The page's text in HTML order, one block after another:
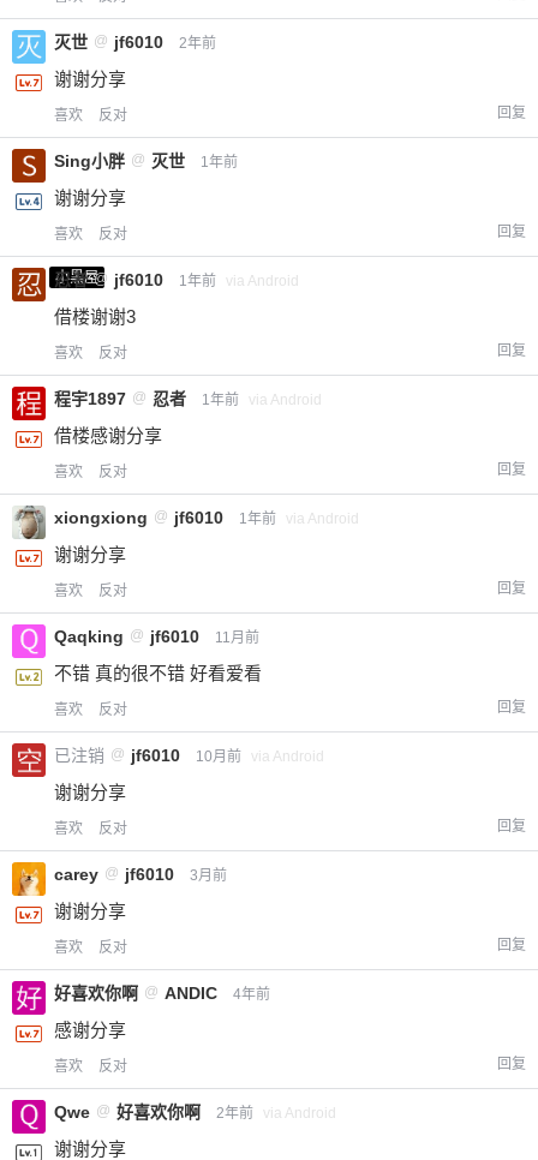
灭世 @ jf6010 2年前
谢谢分享
喜欢 反对 回复
Sing小胖 @ 灭世 1年前
谢谢分享
喜欢 反对 回复
小黑屋
忍者 @ jf6010 1年前 via Android
借楼谢谢3
喜欢 反对 回复
程宇1897 @ 忍者 1年前 via Android
借楼感谢分享
喜欢 反对 回复
xiongxiong @ jf6010 1年前 via Android
谢谢分享
喜欢 反对 回复
Qaqking @ jf6010 11月前
不错 真的很不错 好看爱看
喜欢 反对 回复
已注销 @ jf6010 10月前 via Android
谢谢分享
喜欢 反对 回复
carey @ jf6010 3月前
谢谢分享
喜欢 反对 回复
好喜欢你啊 @ ANDIC 4年前
感谢分享
喜欢 反对 回复
Qwe @ 好喜欢你啊 2年前 via Android
谢谢分享